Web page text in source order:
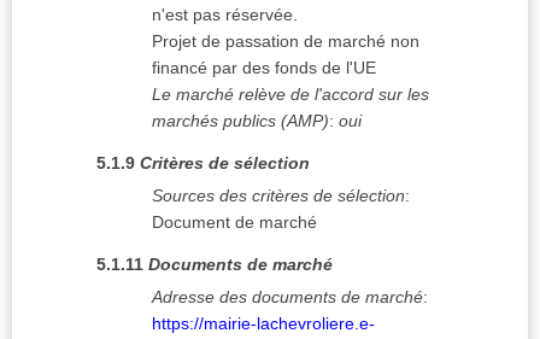
n'est pas réservée.
Projet de passation de marché non
financé par des fonds de l'UE
Le marché relève de l'accord sur les
marchés publics (AMP): oui
5.1.9 Critères de sélection
Sources des critères de sélection:
Document de marché
5.1.11 Documents de marché
Adresse des documents de marché:
https://mairie-lachevroliere.e-